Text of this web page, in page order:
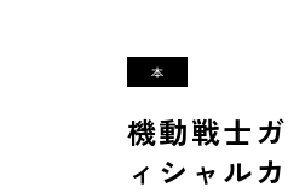
機動戦士
ィシャル